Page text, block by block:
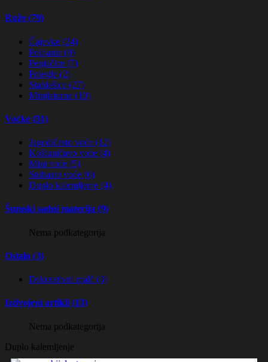
Ruže (79)
Čajevke (24)
Polijante (9)
Penjačice (7)
Polegle (2)
Stablašice (27)
Minijaturne (10)
Voćke (31)
Jagodičasto voće (12)
Koštuničavo voće (4)
Mini voće (5)
Stubasto voće (6)
Duplo kalemljenje (4)
Šumski sadni materija (9)
Nema podkategorija
Ostalo (3)
Dekorativni malč (3)
Izdvojeni artikli (13)
Nema podkategorija
Duplo kalemljenje